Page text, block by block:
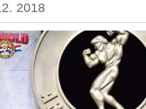
2018